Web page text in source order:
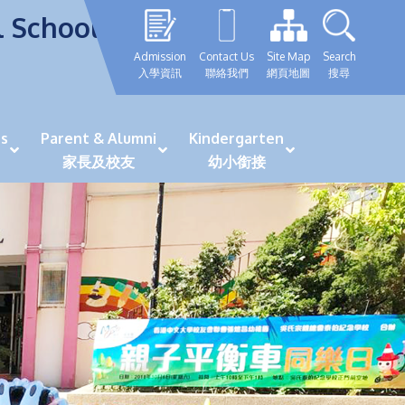
Admission
入學資訊
Contact Us
聯絡我們
Site Map
網頁地圖
Search
搜尋
School
Parent & Alumni
家長及校友
Kindergarten
幼小銜接